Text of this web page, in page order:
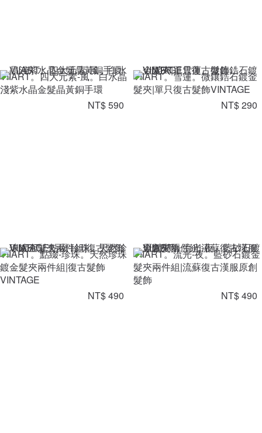
VIIART。四大元素-風。白水晶
淺紫水晶金髮晶黃銅手環
NT$ 590
VIIART。雪蓮。微鑲鋯石鍍金
髮夾|單只復古髮飾VINTAGE
NT$ 290
VIIART。點綴-珍珠。天然珍珠
鍍金髮夾兩件組|復古髮飾
VINTAGE
NT$ 490
VIIART。流光-夜。藍砂石鍍金
髮夾兩件組|流蘇復古漢服原創
髮飾
NT$ 490